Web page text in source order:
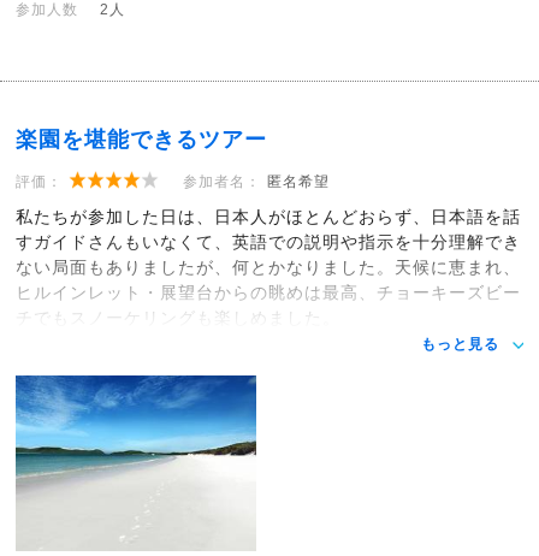
参加人数
2人
楽園を堪能できるツアー
評価： 参加者名： 匿名希望
私たちが参加した日は、日本人がほとんどおらず、日本語を話
すガイドさんもいなくて、英語での説明や指示を十分理解でき
ない局面もありましたが、何とかなりました。天候に恵まれ、
ヒルインレット・展望台からの眺めは最高、チョーキーズビー
チでもスノーケリングも楽しめました。
もっと見る